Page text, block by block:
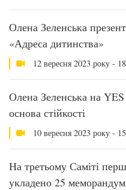
Олена Зеленська
«Адреса дитинства»
12 вересня 2023 року -
Олена Зеленська на
основа стійкості
10 вересня 2023 року -
На третьому Саміті
укладено 25